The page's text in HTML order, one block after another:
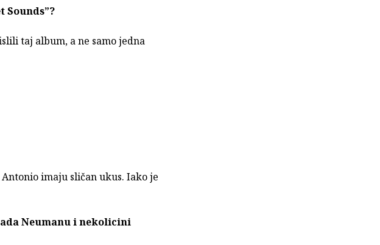
Sounds”?
taj album, a ne samo jedna
imaju sličan ukus. Iako je
Neumanu i nekolicini